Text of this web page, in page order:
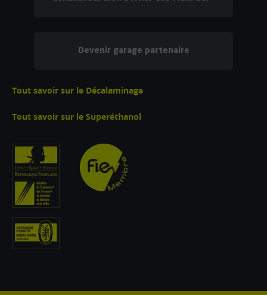
Devenir garage partenaire
Tout savoir sur le Décalaminage
Tout savoir sur le Superéthanol